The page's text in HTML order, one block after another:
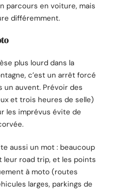
parcours en voiture, mais
différemment.
plus lourd dans la
c’est un arrêt forcé
un auvent. Prévoir des
et trois heures de selle)
les imprévus évite de
aussi un mot : beaucoup
road trip, et les points
à moto (routes
larges, parkings de